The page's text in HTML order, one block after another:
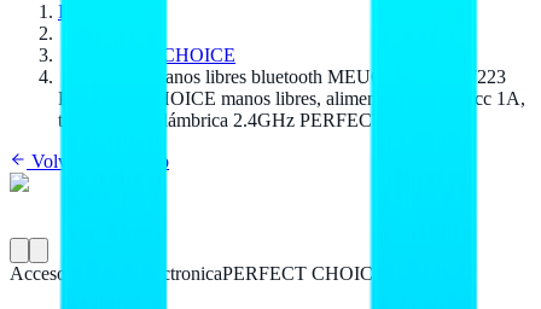
Inicio
PERFECT CHOICE
Audífono manos libres bluetooth MEUCCI - PC-117223
PERFECTCHOICE manos libres, alimentación de 5Vcc 1A,
trasmisión inalámbrica 2.4GHz PERFECT CHOICE
Volver al catálogo
Accesorios para ElectronicaPERFECT CHOICE